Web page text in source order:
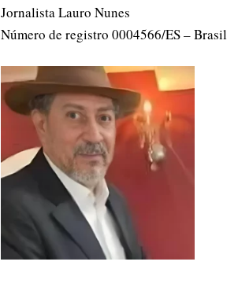
Jornalista Lauro Nunes
Número de registro 0004566/ES – Brasil